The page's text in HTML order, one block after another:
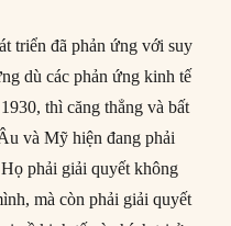
triển đã phản ứng với suy
dù các phản ứng kinh tế
thì căng thẳng và bất
và Mỹ hiện đang phải
phải giải quyết không
mà còn phải giải quyết